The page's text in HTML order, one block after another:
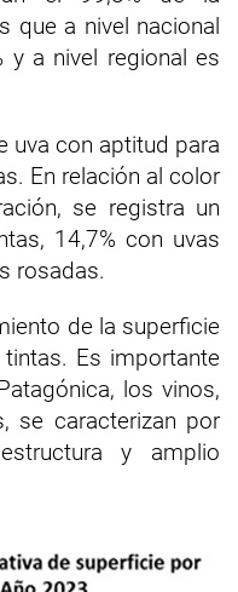
que a nivel nacional
y a nivel regional es
uva con aptitud para
En relación al color
se registra un
14,7% con uvas
rosadas.
de la superficie
Es importante
los vinos,
se caracterizan por
y amplio